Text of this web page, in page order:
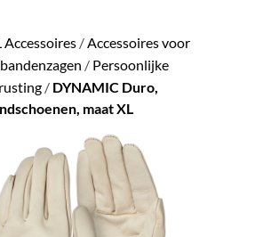
Accessoires /Accessoires voor
/ Persoonlijke
/ DYNAMIC Duro,
maat XL